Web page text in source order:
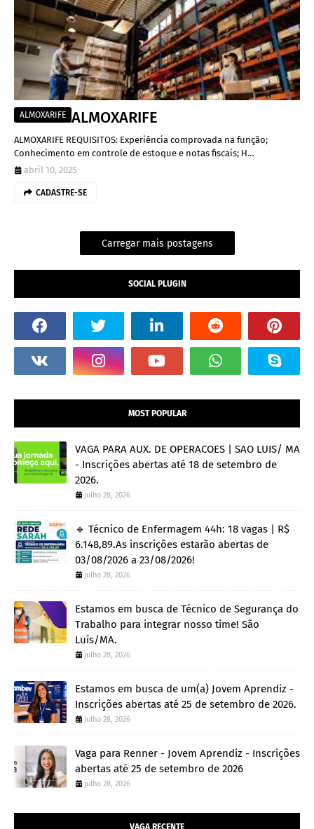
ALMOXARIFE ALMOXARIFE
ALMOXARIFE REQUISITOS: Experiência comprovada na função;
Conhecimento em controle de estoque e notas fiscais; H…
abril 10, 2025
CADASTRE-SE
Carregar mais postagens
SOCIAL PLUGIN
MOST POPULAR
VAGA PARA AUX. DE OPERACOES | SAO LUIS/ MA
- Inscrições abertas até 18 de setembro de
2026.
julho 28, 2026
🔹 Técnico de Enfermagem 44h: 18 vagas | R$
6.148,89.As inscrições estarão abertas de
03/08/2026 a 23/08/2026!
julho 28, 2026
Estamos em busca de Técnico de Segurança do
Trabalho para integrar nosso time! São
Luís/MA.
julho 28, 2026
Estamos em busca de um(a) Jovem Aprendiz -
Inscrições abertas até 25 de setembro de 2026.
julho 28, 2026
Vaga para Renner - Jovem Aprendiz - Inscrições
abertas até 25 de setembro de 2026
julho 28, 2026
VAGA RECENTE